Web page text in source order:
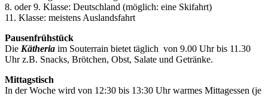
8. oder 9. Klasse: Deutschland (möglich: eine Skifahrt)
11. Klasse: meistens Auslandsfahrt
Pausenfrühstück
Die Kätheria im Souterrain bietet täglich von 9.00 Uhr bis 11.30
Uhr z.B. Snacks, Brötchen, Obst, Salate und Getränke.
Mittagstisch
In der Woche wird von 12:30 bis 13:30 Uhr warmes Mittagessen (je